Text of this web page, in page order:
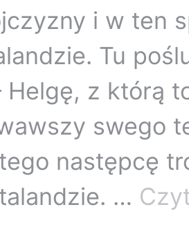
i w ten
Tu
Helgę, z którą
swego
następcę
…